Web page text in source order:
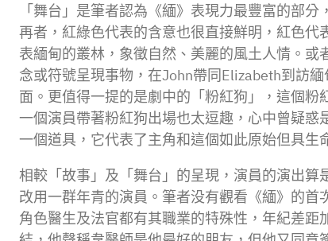
「舞台」是筆者認為《緬》表現力最豐富的部
再者，紅綠色代表的含意也很直接鮮明，紅色
表緬甸的叢林，象徵自然、美麗的風土人情。
念或符號呈現事物，在John帶同Elizabeth到訪
面。更值得一提的是劇中的「粉紅狗」，這個
一個演員帶著粉紅狗出場也太逗趣，心中曾疑
一個道具，它代表了主角和這個如此原始但具生
相較「故事」及「舞台」的呈現，演員的演出
改用一群年青的演員。筆者没有觀看《緬》的
角色醫生及法官都有其職業的特殊性，年紀差